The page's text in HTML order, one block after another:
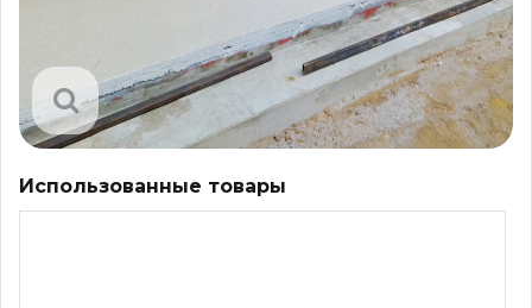
Использованные товары